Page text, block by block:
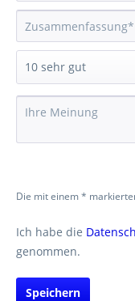
Die mit einem *
Ich habe die
genommen.
Speichern